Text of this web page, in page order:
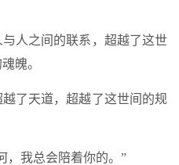
人之间的联系，超越了这世
魄。
了天道，超越了这世间的规
，我总会陪着你的。”